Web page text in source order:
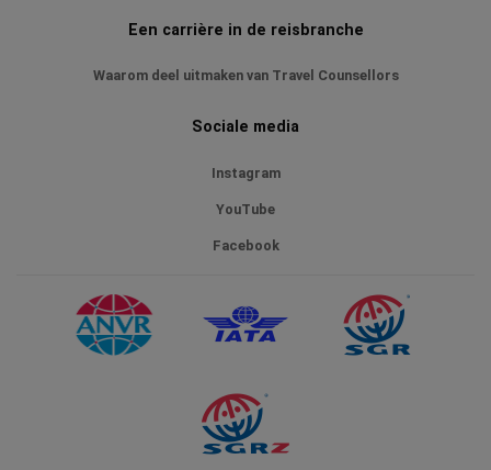
Een carrière in de reisbranche
Waarom deel uitmaken van Travel Counsellors
Sociale media
Instagram
YouTube
Facebook